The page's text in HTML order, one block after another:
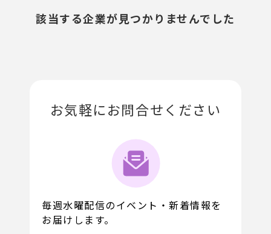
該当する企業が見つかりませんでした
お気軽にお問合せください
毎週水曜配信のイベント・新着情報を
お届けします。